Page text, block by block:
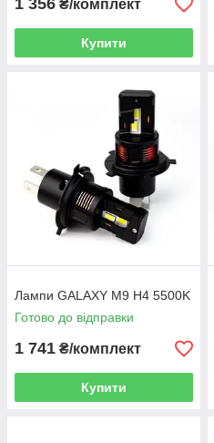
1 356 ₴/комплект
Купити
Лампи GALAXY M9 H4 5500K
Готово до відправки
1 741 ₴/комплект
Купити